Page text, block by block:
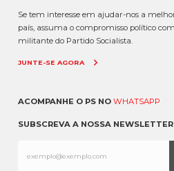
Se tem interesse em ajudar-nos a
país, assuma o compromisso político
militante do Partido Socialista.
JUNTE-SE AGORA
ACOMPANHE O PS NO WHATSAPP
SUBSCREVA A NOSSA NEWSLETTER